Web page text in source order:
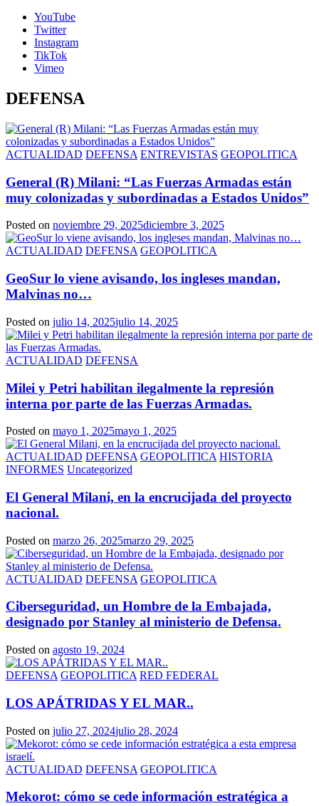
YouTube
Twitter
Instagram
TikTok
Vimeo
DEFENSA
ACTUALIDAD DEFENSA ENTREVISTAS GEOPOLITICA
General (R) Milani: “Las Fuerzas Armadas están
muy colonizadas y subordinadas a Estados Unidos”
Posted on noviembre 29, 2025diciembre 3, 2025
ACTUALIDAD DEFENSA GEOPOLITICA
GeoSur lo viene avisando, los ingleses mandan,
Malvinas no…
Posted on julio 14, 2025julio 14, 2025
ACTUALIDAD DEFENSA
Milei y Petri habilitan ilegalmente la represión
interna por parte de las Fuerzas Armadas.
Posted on mayo 1, 2025mayo 1, 2025
ACTUALIDAD DEFENSA GEOPOLITICA HISTORIA
INFORMES Uncategorized
El General Milani, en la encrucijada del proyecto
nacional.
Posted on marzo 26, 2025marzo 29, 2025
ACTUALIDAD DEFENSA GEOPOLITICA
Ciberseguridad, un Hombre de la Embajada,
designado por Stanley al ministerio de Defensa.
Posted on agosto 19, 2024
DEFENSA GEOPOLITICA RED FEDERAL
LOS APÁTRIDAS Y EL MAR..
Posted on julio 27, 2024julio 28, 2024
ACTUALIDAD DEFENSA GEOPOLITICA
Mekorot: cómo se cede información estratégica a